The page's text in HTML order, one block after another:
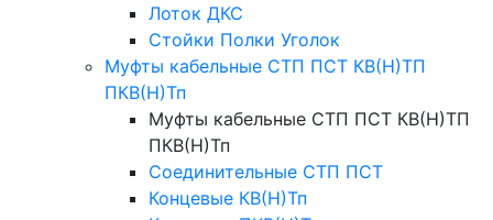
Лоток ДКС
Стойки Полки Уголок
Муфты кабельные СТП ПСТ КВ(Н)ТП
ПКВ(Н)Тп
Муфты кабельные СТП ПСТ КВ(Н)ТП
ПКВ(Н)Тп
Соединительные СТП ПСТ
Концевые КВ(Н)Тп